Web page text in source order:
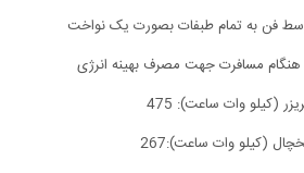
فن به تمام طبفات بصورت یک نواخت
هنگام مسافرت جهت مصرف بهینه انرژی
(کیلو وات ساعت): 475
(کیلو وات ساعت):267